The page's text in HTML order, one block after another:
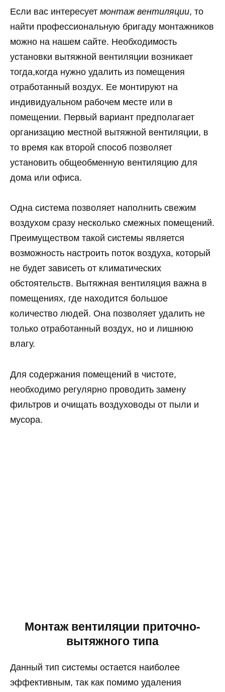
Если вас интересует монтаж вентиляции, то
найти профессиональную бригаду монтажников
можно на нашем сайте. Необходимость
установки вытяжной вентиляции возникает
тогда,когда нужно удалить из помещения
отработанный воздух. Ее монтируют на
индивидуальном рабочем месте или в
помещении. Первый вариант предполагает
организацию местной вытяжной вентиляции, в
то время как второй способ позволяет
установить общеобменную вентиляцию для
дома или офиса.
Одна система позволяет наполнить свежим
воздухом сразу несколько смежных помещений.
Преимуществом такой системы является
возможность настроить поток воздуха, который
не будет зависеть от климатических
обстоятельств. Вытяжная вентиляция важна в
помещениях, где находится большое
количество людей. Она позволяет удалить не
только отработанный воздух, но и лишнюю
влагу.
Для содержания помещений в чистоте,
необходимо регулярно проводить замену
фильтров и очищать воздуховоды от пыли и
мусора.
Монтаж вентиляции приточно-
вытяжного типа
Данный тип системы остается наиболее
эффективным, так как помимо удаления